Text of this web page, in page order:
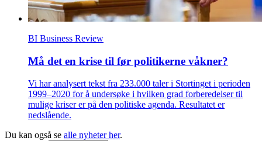
BI Business Review
Må det en krise til før politikerne våkner?
Vi har analysert tekst fra 233.000 taler i Stortinget i perioden
1999–2020 for å undersøke i hvilken grad forberedelser til
mulige kriser er på den politiske agenda. Resultatet er
nedslående.
Du kan også se alle nyheter her.